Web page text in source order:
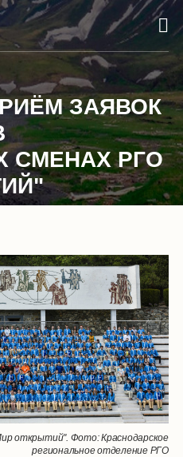
ЗАЯВОК
СМЕНАХ РГО
открытий". Фото: Краснодарское
региональное отделение РГО